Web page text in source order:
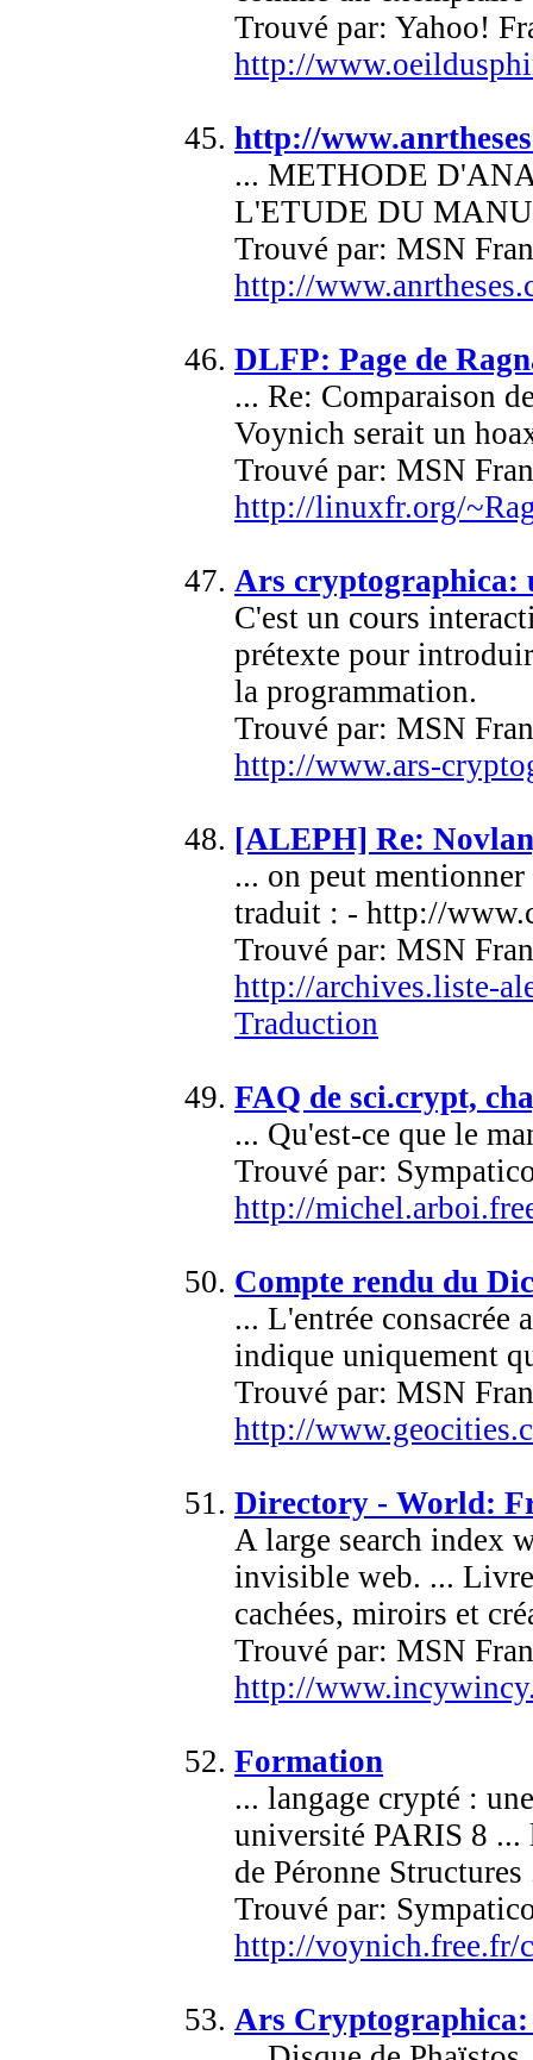
Trouvé par: Yahoo!
http://
http://
... METHODE
L'ETUDE DU
Trouvé par: MSN
http://
DLFP: Page de
... Re: Comparaison
Voynich serait un
Trouvé par: MSN
http://linuxfr.org/
Ars cryptographica:
C'est un cours
prétexte pour
la programmation.
Trouvé par: MSN
http://www.ars-
[ALEPH] Re:
... on peut
traduit : - http://
Trouvé par: MSN
http://archives.liste-
Traduction
FAQ de sci.crypt,
... Qu'est-ce que le
Trouvé par:
http://
Compte rendu du
... L'entrée consacrée
indique uniquement
Trouvé par: MSN
http://
Directory - World:
A large search index
invisible web. ...
cachées, miroirs et
Trouvé par: MSN
http://
Formation
... langage crypté :
université PARIS 8 ...
de Péronne Structures
Trouvé par:
http://voynich.free.fr/
Ars Cryptographica: